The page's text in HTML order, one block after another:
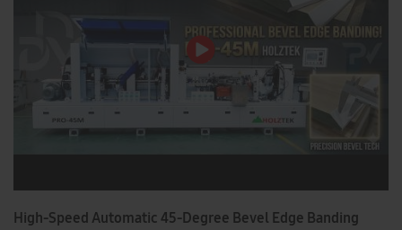
High-Speed Automatic 45-Degree Bevel Edge Banding